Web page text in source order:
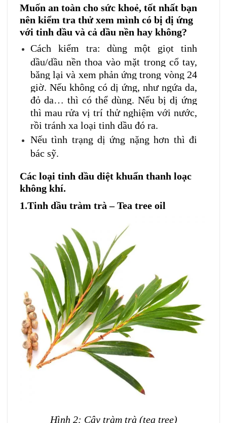
Muốn an toàn cho sức khoẻ, tốt nhất bạn
nên kiểm tra thử xem mình có bị dị ứng
với tinh dầu và cả dầu nền hay không?
Cách kiểm tra: dùng một giọt tinh
dầu/dầu nền thoa vào mặt trong cổ tay,
băng lại và xem phản ứng trong vòng 24
giờ. Nếu không có dị ứng, như ngứa da,
đỏ da… thì có thể dùng. Nếu bị dị ứng
thì mau rửa vị trí thử nghiệm với nước,
rồi tránh xa loại tinh dầu đó ra.
Nếu tình trạng dị ứng nặng hơn thì đi
bác sỹ.
Các loại tinh dầu diệt khuẩn thanh loạc
không khí.
1.Tinh dầu tràm trà – Tea tree oil
Hình 2: Cây tràm trà (tea tree)